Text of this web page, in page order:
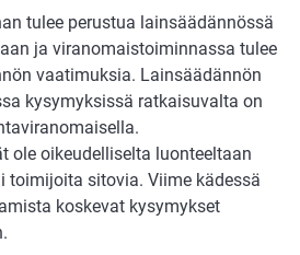
tulee perustua lainsäädännössä
ja viranomaistoiminnassa tulee
vaatimuksia. Lainsäädännön
kysymyksissä ratkaisuvalta on
ole oikeudelliselta luonteeltaan
toimijoita sitovia. Viime kädessä
koskevat kysymykset